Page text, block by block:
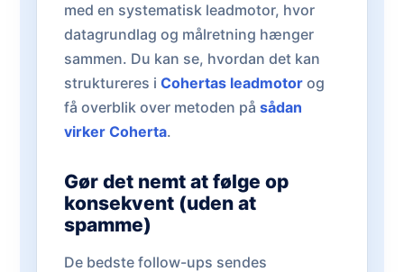
med en systematisk leadmotor, hvor
datagrundlag og målretning hænger
sammen. Du kan se, hvordan det kan
struktureres i Cohertas leadmotor og
få overblik over metoden på sådan
virker Coherta.
Gør det nemt at følge op
konsekvent (uden at
spamme)
De bedste follow-ups sendes